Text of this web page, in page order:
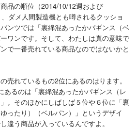
品の順位（2014/10/12週および
ダメ人間製造機とも噂されるクッショ
ンツでは「裏綿混あったかパギンス（ベ
ワンです。そして、わたしは真の意味で
で一番売れている商品なのではないかと
売れているもの2位にあるのはります。
あるのは「裏綿混あったかパギンス（レ
。そのほかにしばしば５位や６位に「裏
ったり）（ベルパン）」というデザイ
違う商品が入っているんですよ。